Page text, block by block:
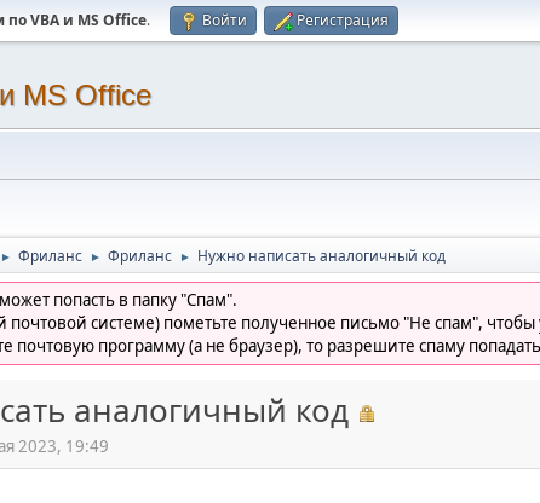
VBA и MS Office. Войти Регистрация
MS Office
► Фриланс ► Фриланс ► Нужно написать аналогичный код
попасть в папку "Спам".
почтовой системе) пометьте полученное письмо "Не спам",
почтовую программу (а не браузер), то разрешите спаму
аналогичный код
2023, 19:49